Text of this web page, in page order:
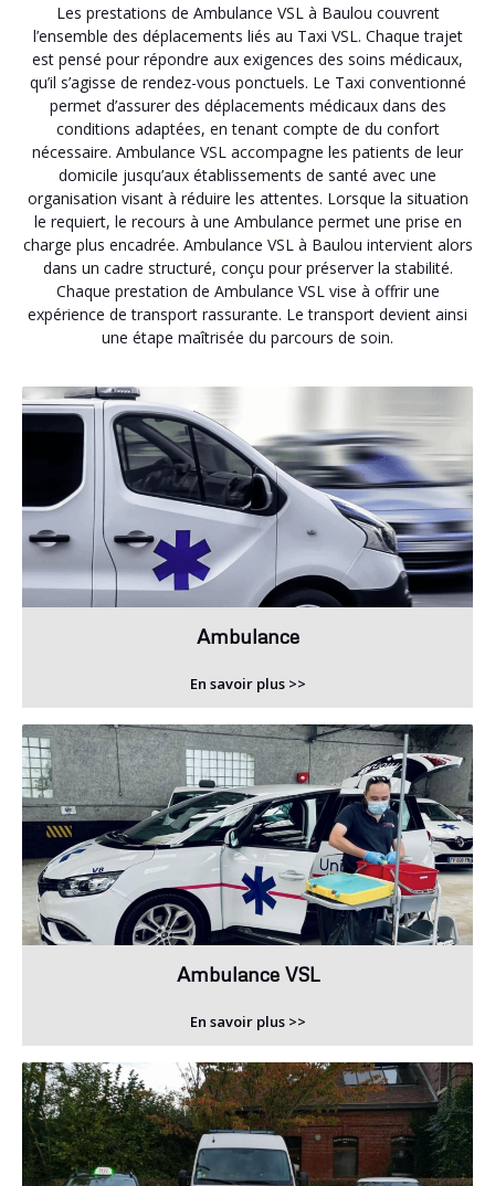
Les prestations de Ambulance VSL à Baulou couvrent
l’ensemble des déplacements liés au Taxi VSL. Chaque trajet
est pensé pour répondre aux exigences des soins médicaux,
qu’il s’agisse de rendez-vous ponctuels. Le Taxi conventionné
permet d’assurer des déplacements médicaux dans des
conditions adaptées, en tenant compte de du confort
nécessaire. Ambulance VSL accompagne les patients de leur
domicile jusqu’aux établissements de santé avec une
organisation visant à réduire les attentes. Lorsque la situation
le requiert, le recours à une Ambulance permet une prise en
charge plus encadrée. Ambulance VSL à Baulou intervient alors
dans un cadre structuré, conçu pour préserver la stabilité.
Chaque prestation de Ambulance VSL vise à offrir une
expérience de transport rassurante. Le transport devient ainsi
une étape maîtrisée du parcours de soin.
Ambulance
En savoir plus >>
Ambulance VSL
En savoir plus >>